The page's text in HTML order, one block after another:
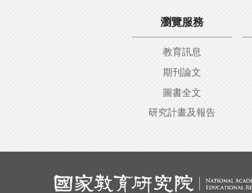
瀏覽服務
教育訊息
期刊論文
圖書全文
研究計畫及報告